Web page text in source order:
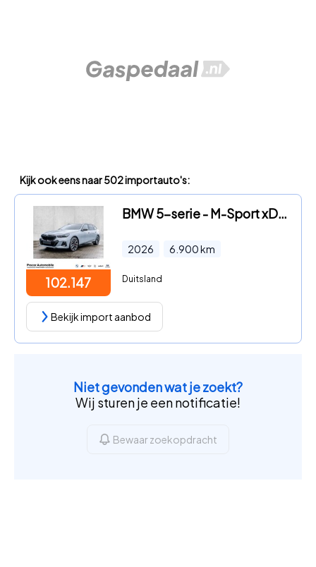
Kijk ook eens naar 502 importauto's:
102.147
BMW 5-serie - M-Sport xDrive 540d
2026 6.900km
Duitsland
Bekijk import aanbod
Niet gevonden wat je zoekt?
Wij sturen je een notificatie!
Bewaar zoekopdracht